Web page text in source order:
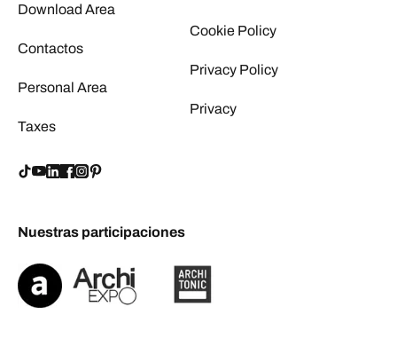
Download Area
Contactos
Personal Area
Taxes
Cookie Policy
Privacy Policy
Privacy
Nuestras participaciones